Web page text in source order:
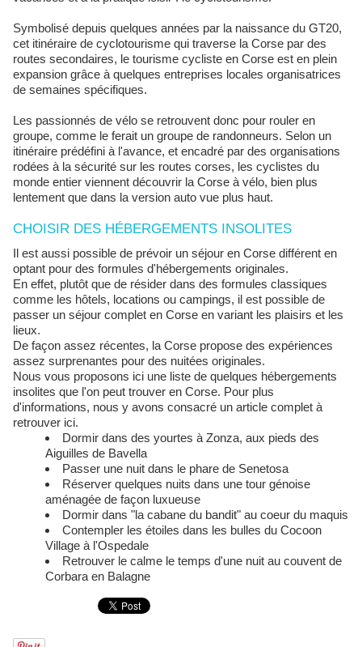
Symbolisé depuis quelques années par la naissance du GT20,
cet itinéraire de cyclotourisme qui traverse la Corse par des
routes secondaires, le tourisme cycliste en Corse est en plein
expansion grâce à quelques entreprises locales organisatrices
de semaines spécifiques.
Les passionnés de vélo se retrouvent donc pour rouler en
groupe, comme le ferait un groupe de randonneurs. Selon un
itinéraire prédéfini à l'avance, et encadré par des organisations
rodées à la sécurité sur les routes corses, les cyclistes du
monde entier viennent découvrir la Corse à vélo, bien plus
lentement que dans la version auto vue plus haut.
CHOISIR DES HÉBERGEMENTS INSOLITES
Il est aussi possible de prévoir un séjour en Corse différent en
optant pour des formules d'hébergements originales.
En effet, plutôt que de résider dans des formules classiques
comme les hôtels, locations ou campings, il est possible de
passer un séjour complet en Corse en variant les plaisirs et les
lieux.
De façon assez récentes, la Corse propose des expériences
assez surprenantes pour des nuitées originales.
Nous vous proposons ici une liste de quelques hébergements
insolites que l'on peut trouver en Corse. Pour plus
d'informations, nous y avons consacré un article complet à
retrouver ici.
Dormir dans des yourtes à Zonza, aux pieds des
Aiguilles de Bavella
Passer une nuit dans le phare de Senetosa
Réserver quelques nuits dans une tour génoise
aménagée de façon luxueuse
Dormir dans "la cabane du bandit" au coeur du maquis
Contempler les étoiles dans les bulles du Cocoon
Village à l'Ospedale
Retrouver le calme le temps d'une nuit au couvent de
Corbara en Balagne